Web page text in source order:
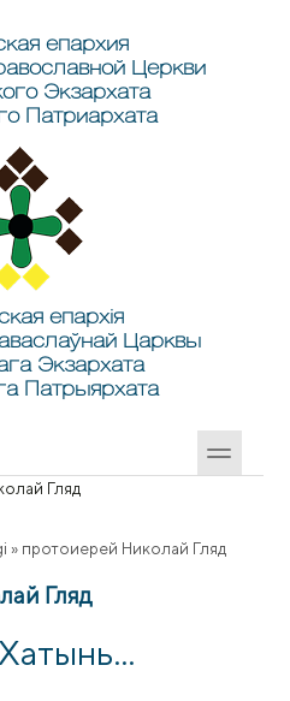
епархия
Церкви
Экзархата
Патриархата
епархія
Царквы
Экзархата
Патрыярхата
Гляд
» протоиерей Николай Гляд
Гляд